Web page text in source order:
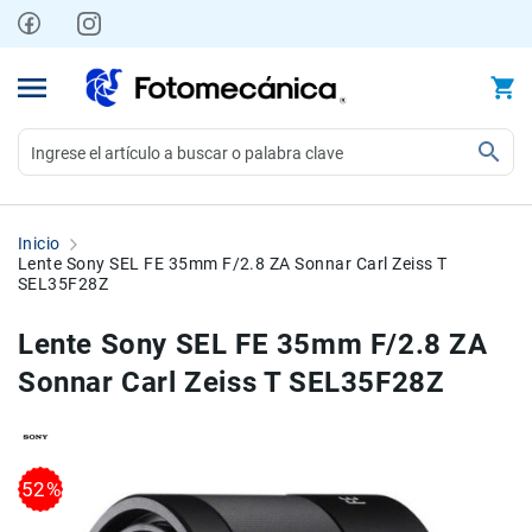
contenido
Profesionales
semiprofesionales
Acción
Monitores
Accesorios
Inicio
Lente Sony SEL FE 35mm F/2.8 ZA Sonnar Carl Zeiss T
SEL35F28Z
Lente Sony SEL FE 35mm F/2.8 ZA
Sonnar Carl Zeiss T SEL35F28Z
Skip
to
Skip
to52%